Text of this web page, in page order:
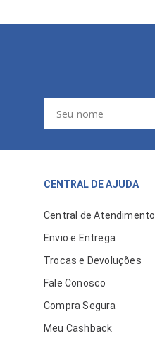
CENTRAL DE AJUDA
Central de Atendimento
Envio e Entrega
Trocas e Devoluções
Fale Conosco
Compra Segura
Meu Cashback